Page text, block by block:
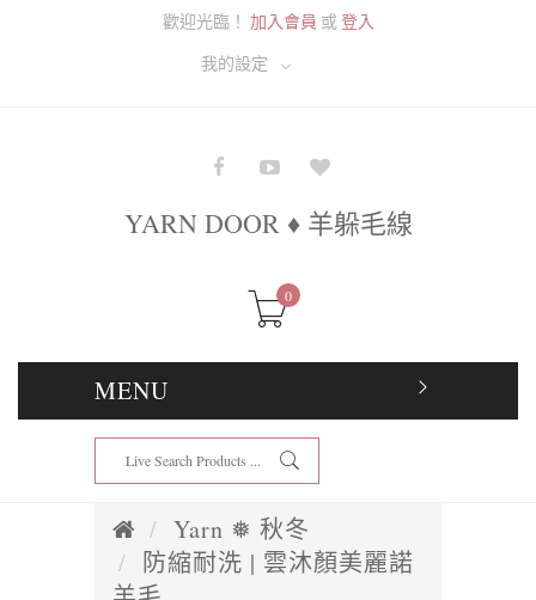
歡迎光臨！ 加入會員 或登入
我的設定
YARN DOOR ♦ 羊躲毛線
0
MENU
Yarn ❅ 秋冬
防縮耐洗 | 雲沐顏美麗諾